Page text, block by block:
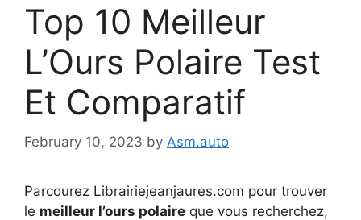
Top 10 Meilleur
L’Ours Polaire Test
Et Comparatif
February 10, 2023 by Asm.auto
Parcourez Librairiejeanjaures.com pour trouver
le meilleur l’ours polaire que vous recherchez,